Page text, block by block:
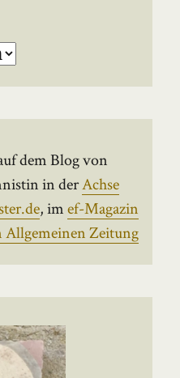
dem Blog von
in derAchse
, imef-Magazin
Allgemeinen Zeitung